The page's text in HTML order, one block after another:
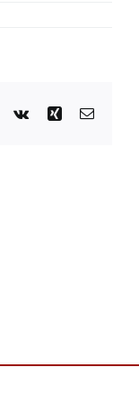
Pinterest
Vk Xing Email